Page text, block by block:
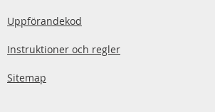
Uppförandekod
Instruktioner och regler
Sitemap